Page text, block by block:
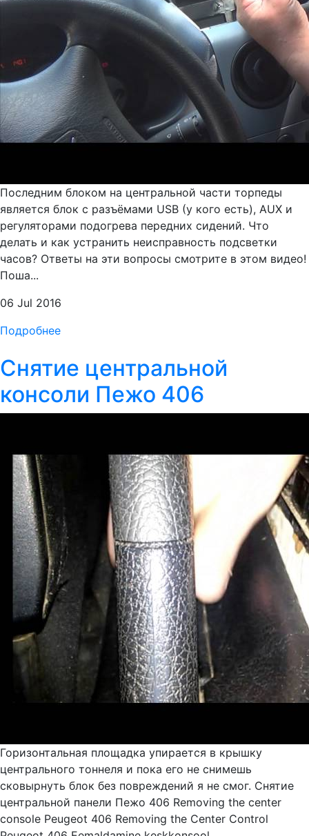
Последним блоком на центральной части торпеды
является блок с разъёмами USB (у кого есть), AUX и
регуляторами подогрева передних сидений. Что
делать и как устранить неисправность подсветки
часов? Ответы на эти вопросы смотрите в этом видео!
Поша...
06 Jul 2016
Подробнее
Снятие центральной
консоли Пежо 406
Горизонтальная площадка упирается в крышку
центрального тоннеля и пока его не снимешь
сковырнуть блок без повреждений я не смог. Снятие
центральной панели Пежо 406 Removing the center
console Peugeot 406 Removing the Center Control